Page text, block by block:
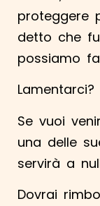
proteggere
detto che
possiamo
Se vuoi
una delle
servirà a
Dovrai